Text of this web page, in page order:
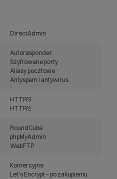
DirectAdmin
Autoresponder
Szyfrowane porty
Aliasy pocztowe
Antyspam i antywirus
HTTP/3
HTTP/2
RoundCube
phpMyAdmin
WebFTP
Komercyjne
Let’s Encrypt – po zakupieniu